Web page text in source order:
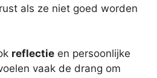
als ze niet goed worden
reflectie en persoonlijke
vaak de drang om